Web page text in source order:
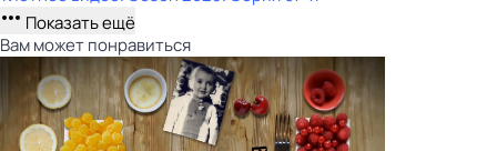
Показать ещё
Вам может понравиться